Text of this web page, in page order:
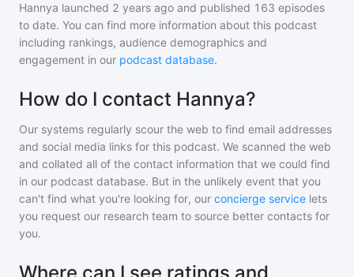
Hannya launched 2 years ago and published 163 episodes
to date. You can find more information about this podcast
including rankings, audience demographics and
engagement in our podcast database.
How do I contact Hannya?
Our systems regularly scour the web to find email addresses
and social media links for this podcast. We scanned the web
and collated all of the contact information that we could find
in our podcast database. But in the unlikely event that you
can't find what you're looking for, our concierge service lets
you request our research team to source better contacts for
you.